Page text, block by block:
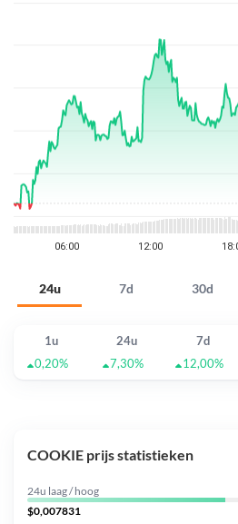
24u 7d 30d
1u 24u 7d
0,20%
7,30% 12,00%
COOKIE prijs statistieken
24u laag / hoog
$0,007831